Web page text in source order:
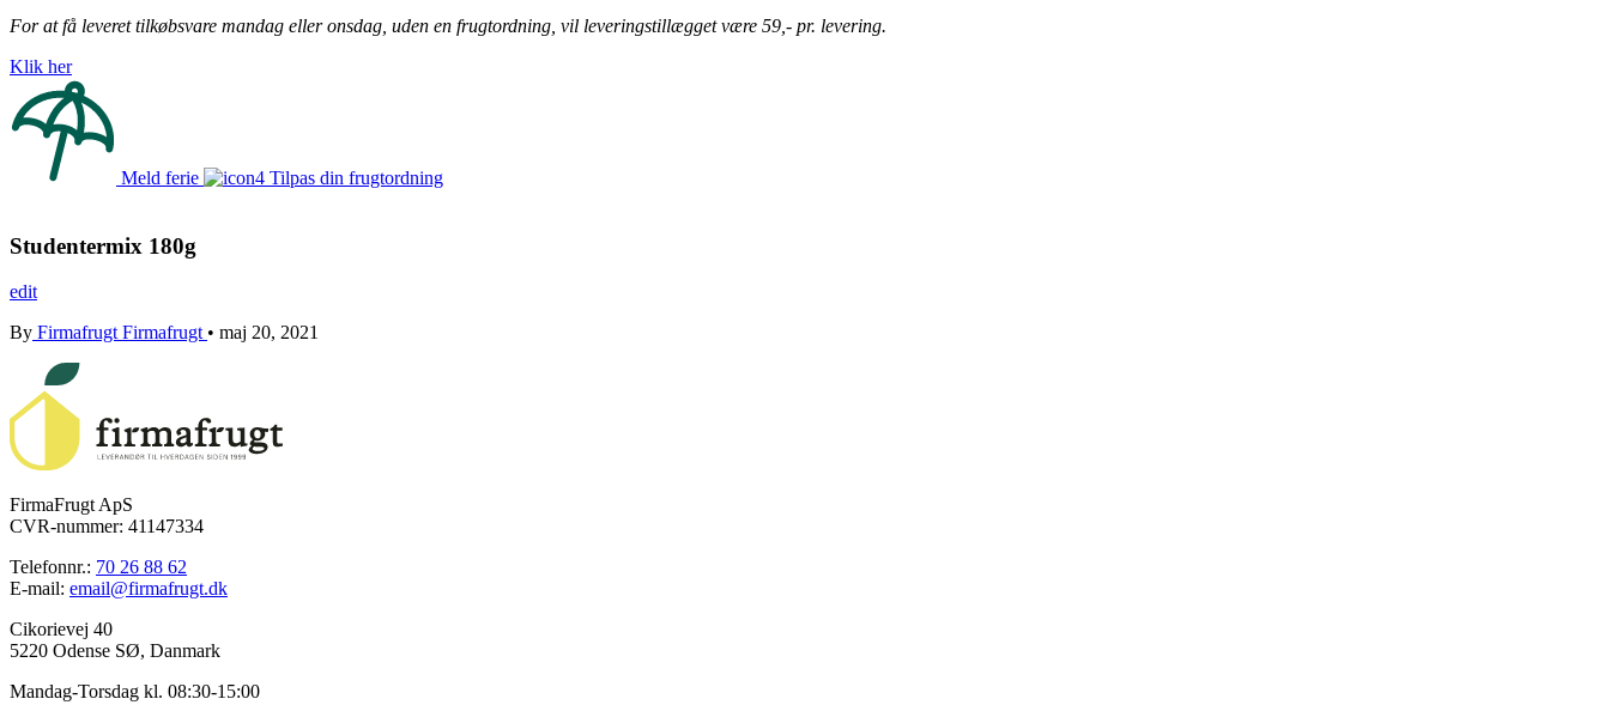
For at få leveret tilkøbsvare mandag eller onsdag, uden en frugtordning, vil leveringstillægget være 59,- pr. levering.
Klik her
Meld ferie Tilpas din frugtordning
Studentermix 180g
edit
By Firmafrugt Firmafrugt • maj 20, 2021
FirmaFrugt ApS
CVR-nummer: 41147334
Telefonnr.: 70 26 88 62
E-mail: email@firmafrugt.dk
Cikorievej 40
5220 Odense SØ, Danmark
Mandag-Torsdag kl. 08:30-15:00